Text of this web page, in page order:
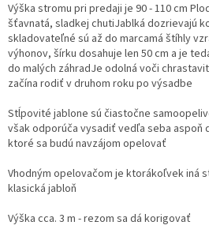
Výška stromu pri predaji je 90 - 110 cm
šťavnatá, sladkej chutiJablká dozrievajú
skladovateľné sú až do marcamá štíhly
výhonov, šírku dosahuje len 50 cm a je
do malých záhradJe odolná voči
začína rodiť v druhom roku po výsadbe
Stĺpovité jablone sú čiastočne
však odporúča vysadiť vedľa seba aspoň
ktoré sa budú navzájom opelovať
Vhodným opelovačom je ktorákoľvek iná
klasická jabloň
Výška cca. 3 m - rezom sa dá korigovať